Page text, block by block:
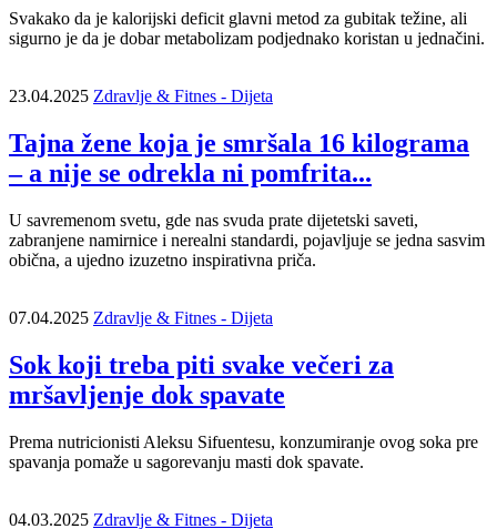
Svakako da je kalorijski deficit glavni metod za gubitak težine, ali
sigurno je da je dobar metabolizam podjednako koristan u jednačini.
23.04.2025 Zdravlje & Fitnes - Dijeta
Tajna žene koja je smršala 16 kilograma
– a nije se odrekla ni pomfrita...
U savremenom svetu, gde nas svuda prate dijetetski saveti,
zabranjene namirnice i nerealni standardi, pojavljuje se jedna sasvim
obična, a ujedno izuzetno inspirativna priča.
07.04.2025 Zdravlje & Fitnes - Dijeta
Sok koji treba piti svake večeri za
mršavljenje dok spavate
Prema nutricionisti Aleksu Sifuentesu, konzumiranje ovog soka pre
spavanja pomaže u sagorevanju masti dok spavate.
04.03.2025 Zdravlje & Fitnes - Dijeta